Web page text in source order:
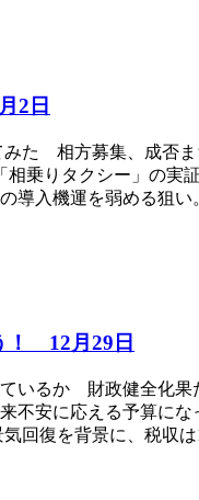
2日
た 相方募集、成否
相乗りタクシー」の実
導入機運を弱める狙
！ 12月29日
いるか 財政健全化
不安に応える予算に
回復を背景に、税収